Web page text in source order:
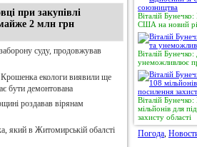
при закупівлі
2 млн грн
суду, продовжував
екологи виявили ще
бути демонтована
роздавав вірянам
який в Житомирській обалсті
Віталій
США на новий
Віталій
унеможливлює
Віталій
мільйонів для
захисту області
Погода,